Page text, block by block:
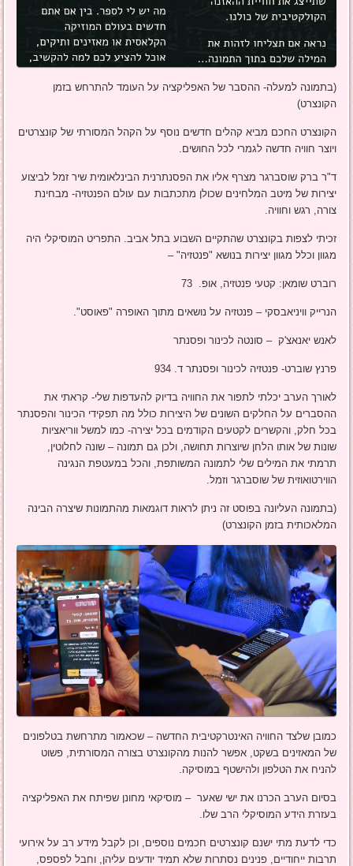
(בתמונה למעלה- ההסבר של האפליקציה על העומד להתרחש בזמן
הקונצרט)
הקונצרט החכם מביא קהלים חדשים נוסף על הקהל המסורתי של קונצרטים
ויוצר חוויה חדשה לגמרי לכל החושים.
ד"ר ברק שוסברגר מצרף אליו את הפסנתרנית הבינלאומית שיר זמל לביצוע
יצירות של מיטב המלחינים שכולן מתכתבות עם עולם הפנטזיה- מבחינת
צורה, רגש וחוויה.
זכיתי לצפות בקונצרט שהתקיים השבוע בתל אביב. התפריט המוסיקלי היה
מגוון וכלל מגוון יצירות בנושא "פנטזיה" –
רוברט שומאן: קטעי פנטזיה, אופ. 73
הנרייק וויניאבסקי – פנטזיה על נושאים מתוך האופרה "פאוסט".
לאנש יאנאצ'ק – סונטה לכינור ופסנתר
פרנץ שוברט- פנטזיה לכינור ופסנתר ד. 934
לאורך הערב יכלתי לתפור את החוויה בדיוק להעדפות שלי- קראתי את
ההסברים על החלקים השונים של היצירות כולל מה תפקידי הכינור והפסנתר
בכל חלק, והקשרים לקטעים הקודמים בכל יצירה- כמו למשל ווריאציות
שונות של אותו הלחן שיוצרות תחושה, ולכן גם תמונה – שונה לחלוטין,
תרמתי את המילים שלי לתמונה המשותפת, והכל במעטפת הנגינה
הווירטואוזית של שוסברגר וזמל.
(בתמונה העליונה בפוסט זה ניתן לראות דוגמאות מהתמונות שיצרה הבינה
המלאכותית בזמן הקונצרט)
כמובן שלצד החוויה האינטרקטיבית החדשה – שכאמור מתרחשת בטלפונים
של המאזינים בשקט, אפשר להנות מהקונצרט בצורה המסורתית, פשוט
להניח את הטלפון ולהישטף במוסיקה.
בסיום הערב הכרנו את ישי שאער – מוסיקאי מחונן שפיתח את האפליקציה
בעזרת הידע המוסיקלי הרב שלו.
כדי לדעת מתי ישנם קונצרטים חכמים נוספים, וכן לקבל מידע רב על אירועי
תרבות ייחודיים, פנינים נסתרות שלא תמיד יודעים עליהן, וחבל לפספס,